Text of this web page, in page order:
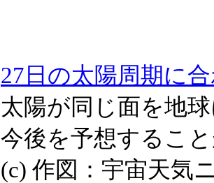
27日の太陽周期に
太陽が同じ面を地
今後を予想するこ
(c) 作図：宇宙天気